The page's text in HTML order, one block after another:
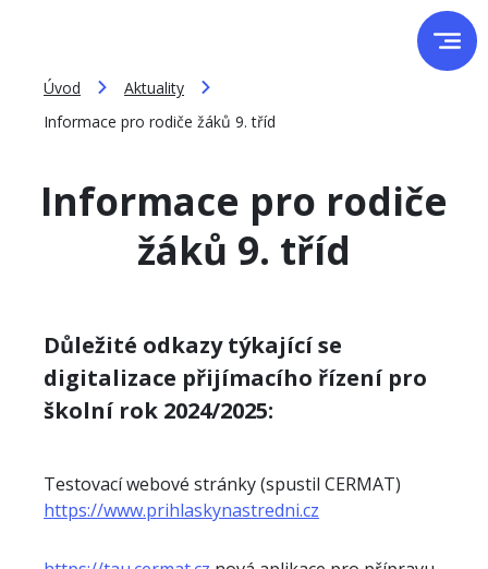
Úvod
Aktuality
Informace pro rodiče žáků 9. tříd
Informace pro rodiče
žáků 9. tříd
Důležité odkazy týkající se
digitalizace přijímacího řízení pro
školní rok 2024/2025:
Testovací webové stránky (spustil CERMAT)
https://www.prihlaskynastredni.cz